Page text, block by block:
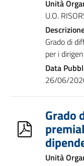
Unità
U.O.
Grado di
per i
Data
26/06/
Grado
Unità